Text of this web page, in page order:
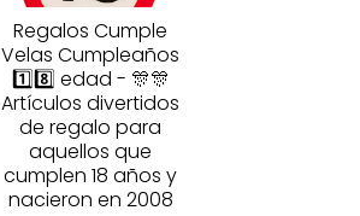
Regalos Cumple
Velas Cumpleaños
1️⃣8️⃣ edad - 🎊🎊
Artículos divertidos
de regalo para
aquellos que
cumplen 18 años y
nacieron en 2008